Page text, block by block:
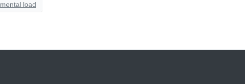
mental load